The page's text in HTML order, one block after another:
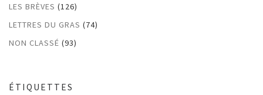
LES BRÈVES (126)
LETTRES DU GRAS (74)
NON CLASSÉ (93)
ÉTIQUETTES